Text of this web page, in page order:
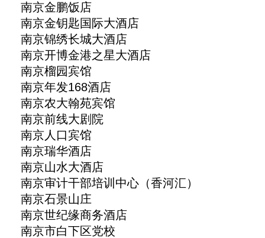
南京金鹏饭店
南京金钥匙国际大酒店
南京锦绣长城大酒店
南京开博金港之星大酒店
南京榴园宾馆
南京年发168酒店
南京农大翰苑宾馆
南京前线大剧院
南京人口宾馆
南京瑞华酒店
南京山水大酒店
南京审计干部培训中心（香河汇）
南京石景山庄
南京世纪缘商务酒店
南京市白下区党校